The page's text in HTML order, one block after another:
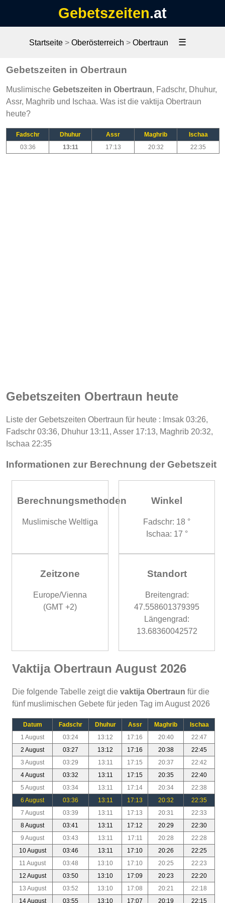
Gebetszeiten.at
Startseite> Oberösterreich > Obertraun ☰
Gebetszeiten in Obertraun
Muslimische Gebetszeiten in Obertraun, Fadschr, Dhuhur,
Assr, Maghrib und Ischaa. Was ist die vaktija Obertraun
heute?
Fadschr Dhuhur Assr Maghrib
Ischaa
03:36
13:11 17:13 20:32 22:35
Gebetszeiten Obertraun heute
Liste der Gebetszeiten Obertraun für heute : Imsak 03:26,
Fadschr 03:36, Dhuhur 13:11, Asser 17:13, Maghrib 20:32,
Ischaa 22:35
Informationen zur Berechnung der Gebetszeit
Berechnungsmethoden
Muslimische Weltliga
Winkel
Fadschr: 18 °
Ischaa: 17 °
Zeitzone
Europe/Vienna
(GMT +2)
Standort
Breitengrad:
47.558601379395
Längengrad:
13.68360042572
Vaktija Obertraun August 2026
Die folgende Tabelle zeigt die vaktija Obertraun für die
fünf muslimischen Gebete für jeden Tag im August 2026
Datum Fadschr Dhuhur Assr Maghrib
Ischaa
1 August
03:24 13:12 17:16 20:40
22:47
2 August
03:27 13:12 17:16 20:38
22:45
3 August
03:29 13:11 17:15 20:37
22:42
4 August
03:32 13:11 17:15 20:35
22:40
5 August
03:34 13:11 17:14 20:34
22:38
6 August
03:36 13:11 17:13 20:32
22:35
7 August
03:39 13:11 17:13 20:31
22:33
8 August
03:41 13:11 17:12 20:29
22:30
9 August
03:43 13:11 17:11 20:28
22:28
10 August
03:46 13:11 17:10 20:26
22:25
11 August
03:48 13:10 17:10 20:25
22:23
12 August
03:50 13:10 17:09 20:23
22:20
13 August
03:52 13:10 17:08 20:21
22:18
14 August
03:55 13:10 17:07 20:19 22:15